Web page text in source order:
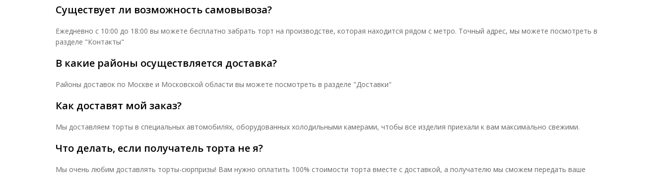
Существует ли возможность самовывоза?
Ежедневно с 10:00 до 18:00 вы можете бесплатно забрать торт на производстве, которая находится рядом с метро. Точный адрес, мы можете посмотреть в
разделе "Контакты"
В какие районы осуществляется доставка?
Районы доставок по Москве и Московской области вы можете посмотреть в разделе "Доставки"
Как доставят мой заказ?
Мы доставляем торты в специальных автомобилях, оборудованных холодильными камерами, чтобы все изделия приехали к вам максимально свежими.
Что делать, если получатель торта не я?
Мы очень любим доставлять торты-сюрпризы! Вам нужно оплатить 100% стоимости торта вместе с доставкой, а получателю мы сможем передать ваше